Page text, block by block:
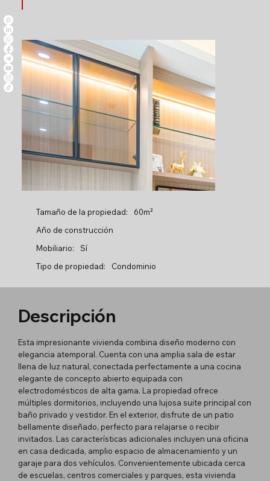
Tamaño de la propiedad:
60m²
Año de construcción
Mobiliario:
Sí
Tipo de propiedad:
Condominio
Descripción
Esta impresionante vivienda combina diseño moderno con
elegancia atemporal. Cuenta con una amplia sala de estar
llena de luz natural, conectada perfectamente a una cocina
elegante de concepto abierto equipada con
electrodomésticos de alta gama. La propiedad ofrece
múltiples dormitorios, incluyendo una lujosa suite principal con
baño privado y vestidor. En el exterior, disfrute de un patio
bellamente diseñado, perfecto para relajarse o recibir
invitados. Las características adicionales incluyen una oficina
en casa dedicada, amplio espacio de almacenamiento y un
garaje para dos vehículos. Convenientemente ubicada cerca
de escuelas, centros comerciales y parques, esta vivienda